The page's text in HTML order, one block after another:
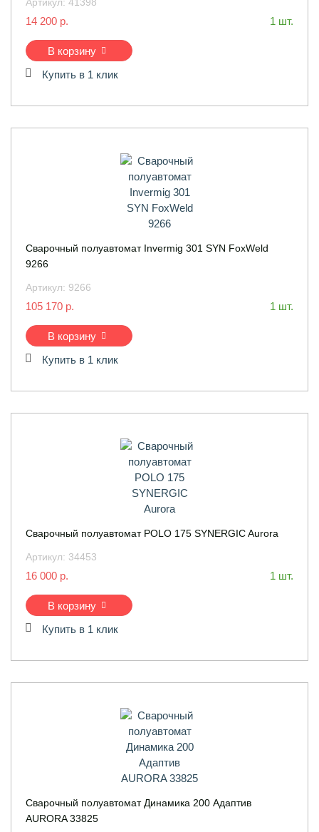
14 200 р. 1 шт.
В корзину
Купить в 1 клик
Сварочный полуавтомат Invermig 301 SYN FoxWeld
9266
Артикул: 9266
105 170 р. 1 шт.
В корзину
Купить в 1 клик
Сварочный полуавтомат POLO 175 SYNERGIC Aurora
Артикул: 34453
16 000 р. 1 шт.
В корзину
Купить в 1 клик
Сварочный полуавтомат Динамика 200 Адаптив
AURORA 33825